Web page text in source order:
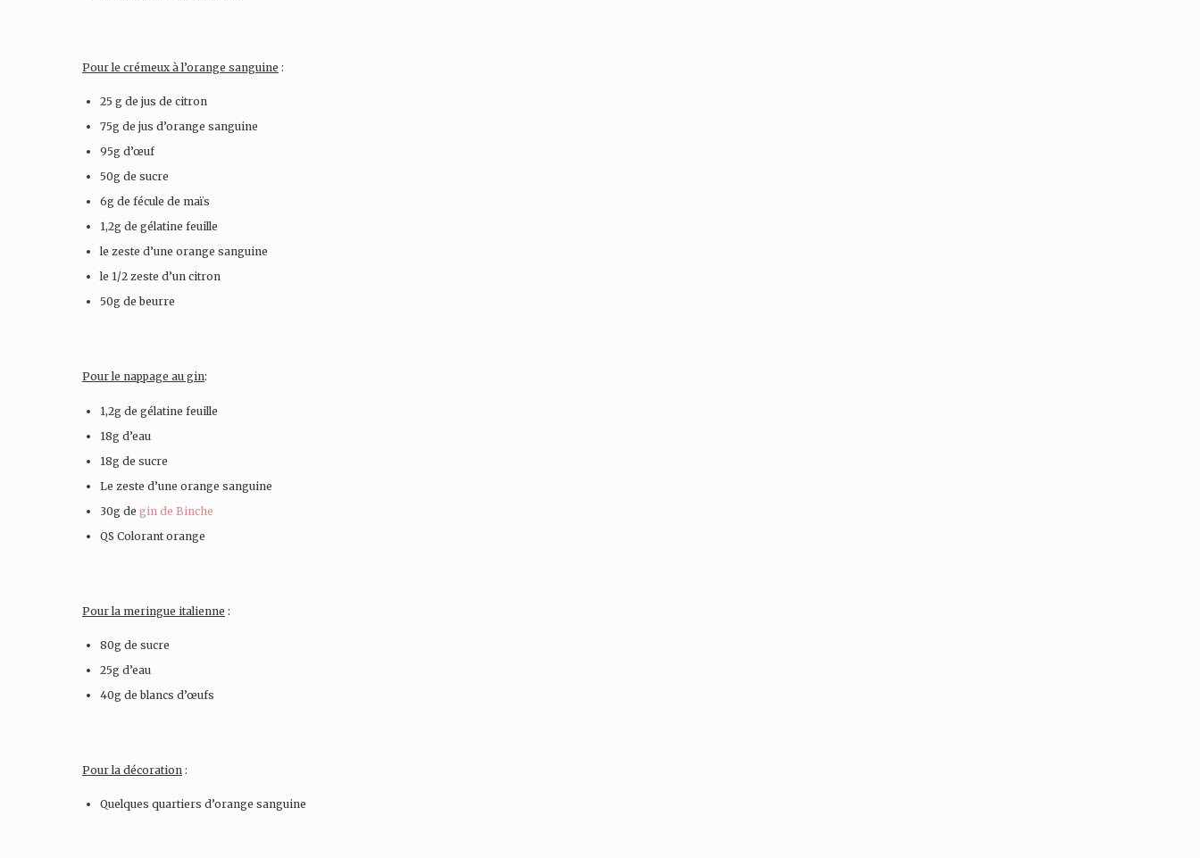
Pour le crémeux à l’orange sanguine :
25 g de jus de citron
75g de jus d’orange sanguine
95g d’œuf
50g de sucre
6g de fécule de maïs
1,2g de gélatine feuille
le zeste d’une orange sanguine
le 1/2 zeste d’un citron
50g de beurre
Pour le nappage au gin:
1,2g de gélatine feuille
18g d’eau
18g de sucre
Le zeste d’une orange sanguine
30g de gin de Binche
QS Colorant orange
Pour la meringue italienne :
80g de sucre
25g d’eau
40g de blancs d’œufs
Pour la décoration :
Quelques quartiers d’orange sanguine